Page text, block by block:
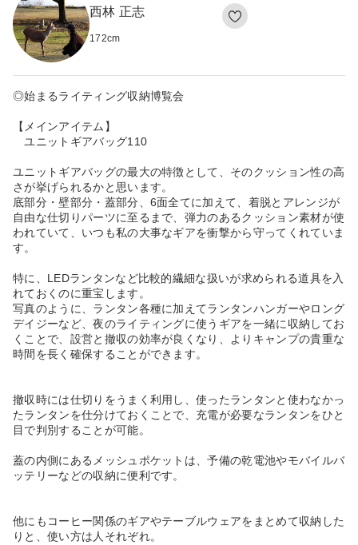
西林 正志
172cm
◎始まるライティング収納博覧会
【メインアイテム】
ユニットギアバッグ110
ユニットギアバッグの最大の特徴として、そのクッション性の高
さが挙げられるかと思います。
底部分・壁部分・蓋部分、6面全てに加えて、着脱とアレンジが
自由な仕切りパーツに至るまで、弾力のあるクッション素材が使
われていて、いつも私の大事なギアを衝撃から守ってくれていま
す。
特に、LEDランタンなど比較的繊細な扱いが求められる道具を入
れておくのに重宝します。
写真のように、ランタン各種に加えてランタンハンガーやロング
デイジーなど、夜のライティングに使うギアを一緒に収納してお
くことで、設営と撤収の効率が良くなり、よりキャンプの貴重な
時間を長く確保することができます。
撤収時には仕切りをうまく利用し、使ったランタンと使わなかっ
たランタンを仕分けておくことで、充電が必要なランタンをひと
目で判別することが可能。
蓋の内側にあるメッシュポケットは、予備の乾電池やモバイルバ
ッテリーなどの収納に便利です。
他にもコーヒー関係のギアやテーブルウェアをまとめて収納した
りと、使い方は人それぞれ。